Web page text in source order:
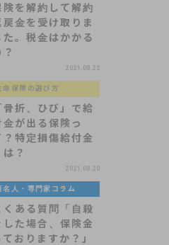
険を解約して解約
戻金を受け取りま
た。税金はかかる
2021.08.22
命保険の選び方
骨折、ひび」で給
金が出る保険っ
？特定損傷給付金
は？
2021.08.20
名人・専門家コラム
くある質問「自殺
した場合、保険金
ておりますか？」